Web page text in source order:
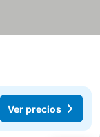
Ver precios